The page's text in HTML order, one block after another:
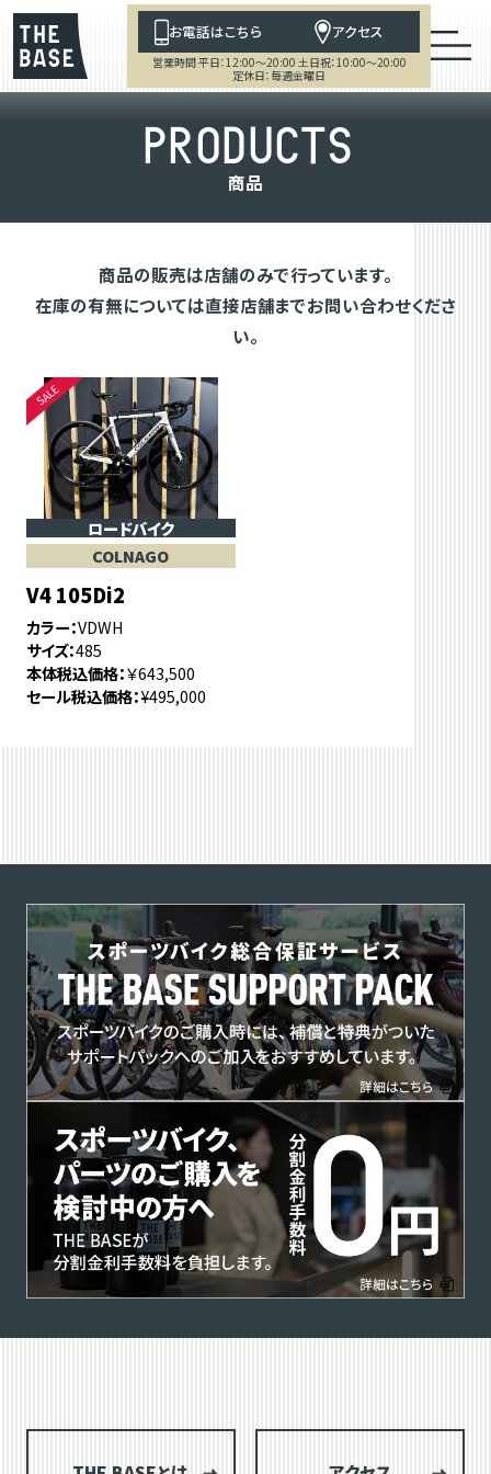
お電話はこちら アクセス
営業時間 平日：12:00～20:00 土日祝：10:00～20:00
定休日：毎週金曜日
PRODUCTS
商品
商品の販売は店舗のみで行っています。
在庫の有無については直接店舗までお問い合わせくださ
い。
ロードバイク
COLNAGO
V4 105Di2
カラー VDWH
サイズ 485
本体税込価格 ￥643,500
セール税込価格 ¥495,000